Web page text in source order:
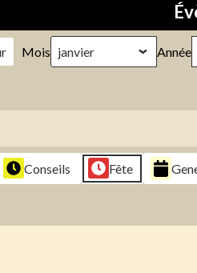
Mois Année
Conseils Fête